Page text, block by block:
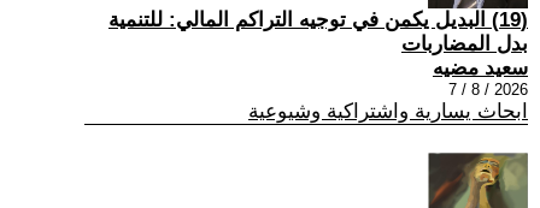
(19) البديل يكمن في توجيه التراكم المالي: للتنمية
بدل المضاربات
سعيد مضيه
2026 / 8 / 7
ابحاث يسارية واشتراكية وشيوعية